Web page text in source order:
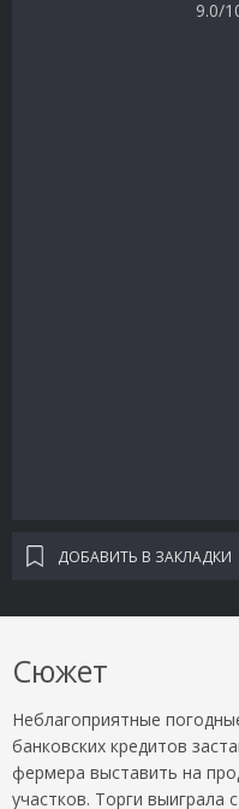
9.0/
ДОБАВИТЬ В ЗАКЛАДКИ
Сюжет
Неблагоприятные
банковских кредитов
фермера выставить на
участков. Торги выиграла